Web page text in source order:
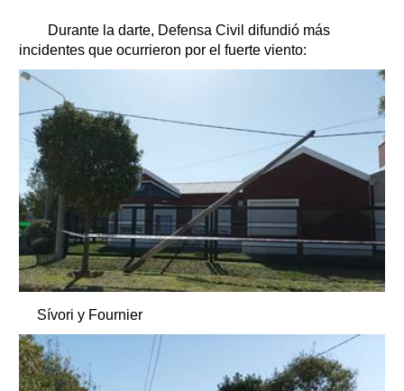
Durante la darte, Defensa Civil difundió más
incidentes que ocurrieron por el fuerte viento:
Sívori y Fournier